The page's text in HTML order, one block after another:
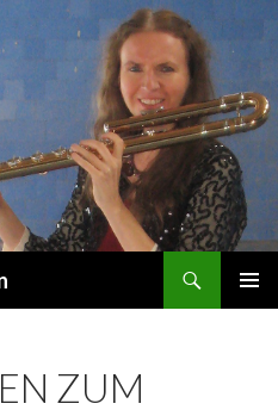
ZUM